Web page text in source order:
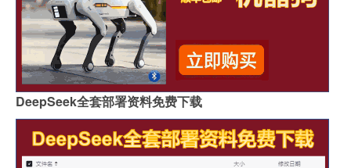
DeepSeek全套部署资料免费下载